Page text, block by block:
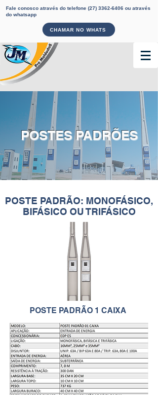
Fale conosco através do telefone (27) 3362-6406 ou através
do whatsapp
CHAMAR NO WHATS
POSTES PADRÕES
POSTE PADRÃO: MONOFÁSICO,
BIFÁSICO OU TRIFÁSICO
POSTE PADRÃO 1 CAIXA